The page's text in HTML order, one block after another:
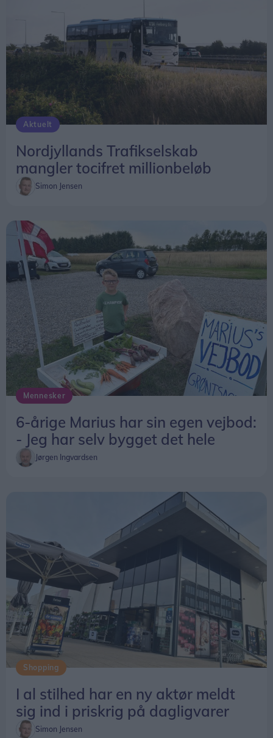
til at give ham ret, slutter Ulrik Elmkvist Eriksen.
Aktuelt
Nordjyllands Trafikselskab
mangler tocifret millionbeløb
Simon Jensen
Mennesker
6-årige Marius har sin egen vejbod:
- Jeg har selv bygget det hele
Jørgen Ingvardsen
Shopping
I al stilhed har en ny aktør meldt
sig ind i priskrig på dagligvarer
Simon Jensen